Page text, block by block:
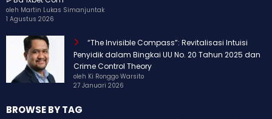
ᐉ Bd 1xbet Com
oleh Martin Lukas Simanjuntak
1 Agustus 2026
“The Invisible Compass”: Revitalisasi Intuisi
Penyidik dalam Bingkai UU No. 20 Tahun 2025 dan
Crime Control Theory
oleh Ki Ronggo Warsito
BROWSE BY TAG